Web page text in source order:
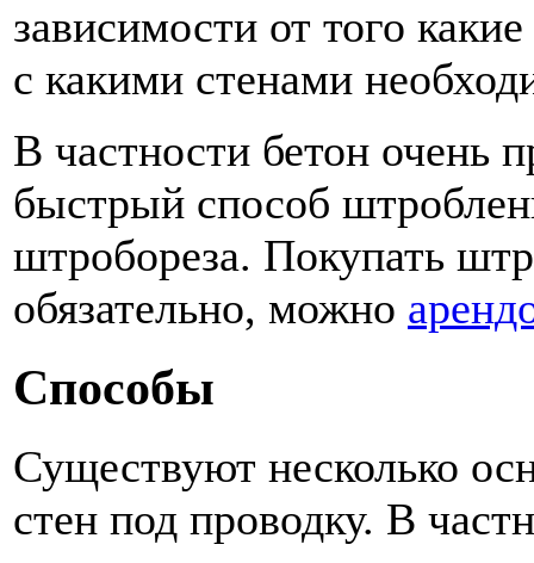
зависимости от того
с какими стенами
В частности бетон
быстрый способ
штробореза. Покупать
обязательно, можно
Способы
Существуют несколько
стен под проводку. В